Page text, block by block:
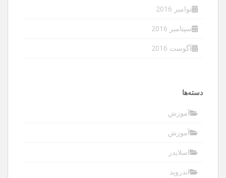
نوامبر 2016
سپتامبر 2016
آگوست 2016
دسته‌ها
آموزش
آموزش
اسلایدر
اندروید